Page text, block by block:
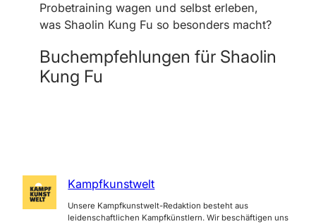
Probetraining wagen und selbst erleben,
was Shaolin Kung Fu so besonders macht?
Buchempfehlungen für Shaolin
Kung Fu
Kampfkunstwelt
Unsere Kampfkunstwelt-Redaktion besteht aus
leidenschaftlichen Kampfkünstlern. Wir beschäftigen uns